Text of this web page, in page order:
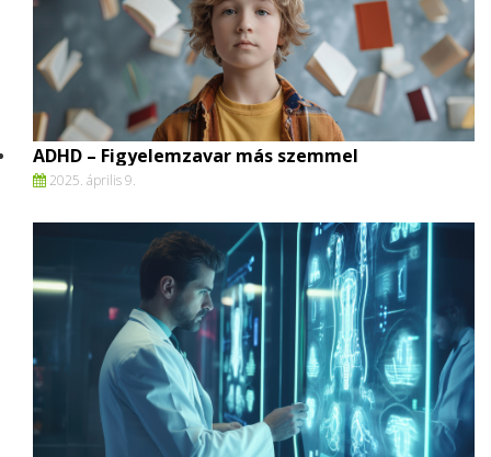
ADHD – Figyelemzavar más szemmel
2025. április 9.